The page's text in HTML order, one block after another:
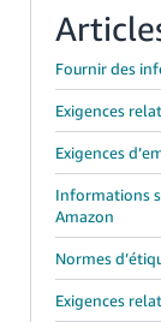
Fournir des
Exigences
Exigences
Informations
Amazon
Normes
Exigences